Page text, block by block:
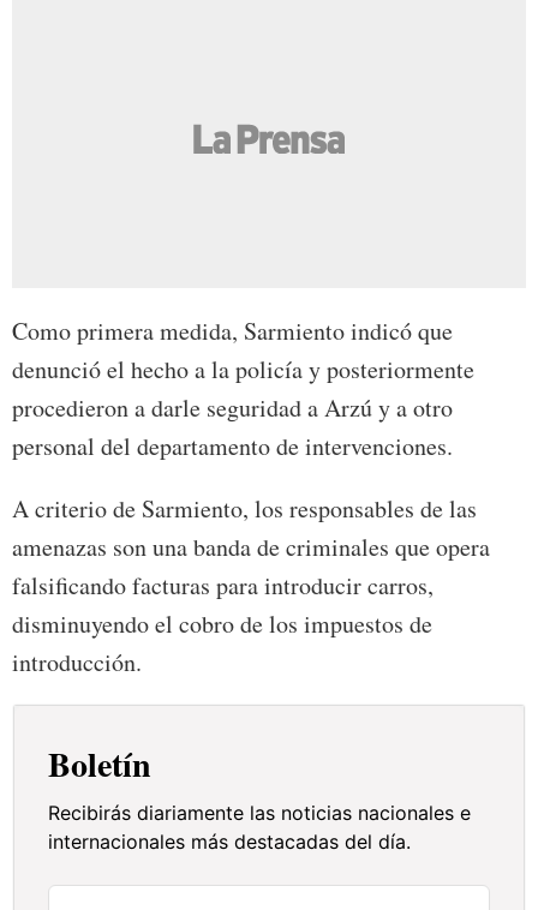
Como primera medida, Sarmiento indicó que
denunció el hecho a la policía y posteriormente
procedieron a darle seguridad a Arzú y a otro
personal del departamento de intervenciones.
A criterio de Sarmiento, los responsables de las
amenazas son una banda de criminales que opera
falsificando facturas para introducir carros,
disminuyendo el cobro de los impuestos de
introducción.
Boletín
Recibirás diariamente las noticias nacionales e
internacionales más destacadas del día.